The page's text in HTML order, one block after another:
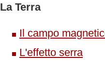
La Terra
Il campo
L'effetto serra